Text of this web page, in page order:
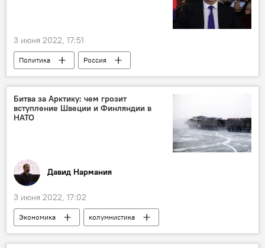
3 июня 2022, 17:51
Политика Россия
Битва за Арктику: чем грозит
вступление Швеции и Финляндии в
НАТО
Давид Нармания
3 июня 2022, 17:02
Экономика колумнистика